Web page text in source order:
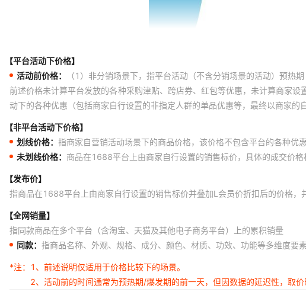
【平台活动下价格】
活动前价格：
（1）非分销场景下，指平台活动（不含分销场景的活动）预
前述价格未计算平台发放的各种采购津贴、跨店券、红包等优惠，未计算商家
动下的各种优惠（包括商家自行设置的非指定人群的单品优惠等，最终以商家
【非平台活动下价格】
划线价格： 指商家自营销活动场景下的商品价格，该价格不包含平台的各种优
未划线价格： 商品在1688平台上由商家自行设置的销售标价，具体的成交价
【发布价】
指商品在1688平台上由商家自行设置的销售标价并叠加L会员价折扣后的价格，
【全网销量】
指同款商品在多个平台（含淘宝、天猫及其他电子商务平台）上的累积销量
同款： 指商品名称、外观、规格、成分、颜色、材质、功效、功能等多维度要
*注：
1、前述说明仅适用于价格比较下的场景。
2、活动前的时间通常为预热期/爆发期的前一天，但因数据的延迟性，取